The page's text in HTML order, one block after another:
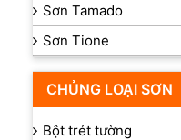
Sơn Tamado
Sơn Tione
CHỦNG LOẠI SƠN
Bột trét tường